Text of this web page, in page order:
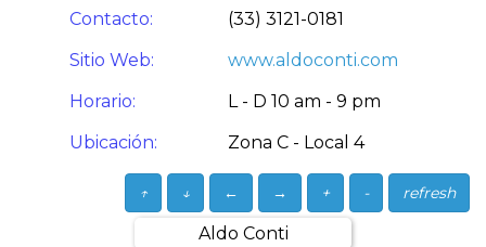
Contacto:
(33) 3121-0181
Sitio Web:
www.aldoconti.com
Horario:
L - D 10 am - 9 pm
Ubicación:
Zona C - Local 4
refresh
-
+
→
←
↓
↑
Aldo Conti